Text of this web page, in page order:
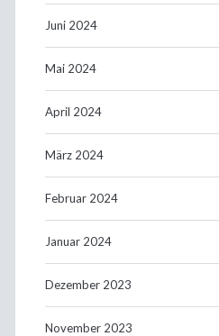
Juni 2024
Mai 2024
April 2024
März 2024
Februar 2024
Januar 2024
Dezember 2023
November 2023